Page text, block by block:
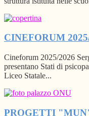
CINEFORUM
Cineforum 2025/2026
presentano Stati di
Liceo Statale...
PROGETTI